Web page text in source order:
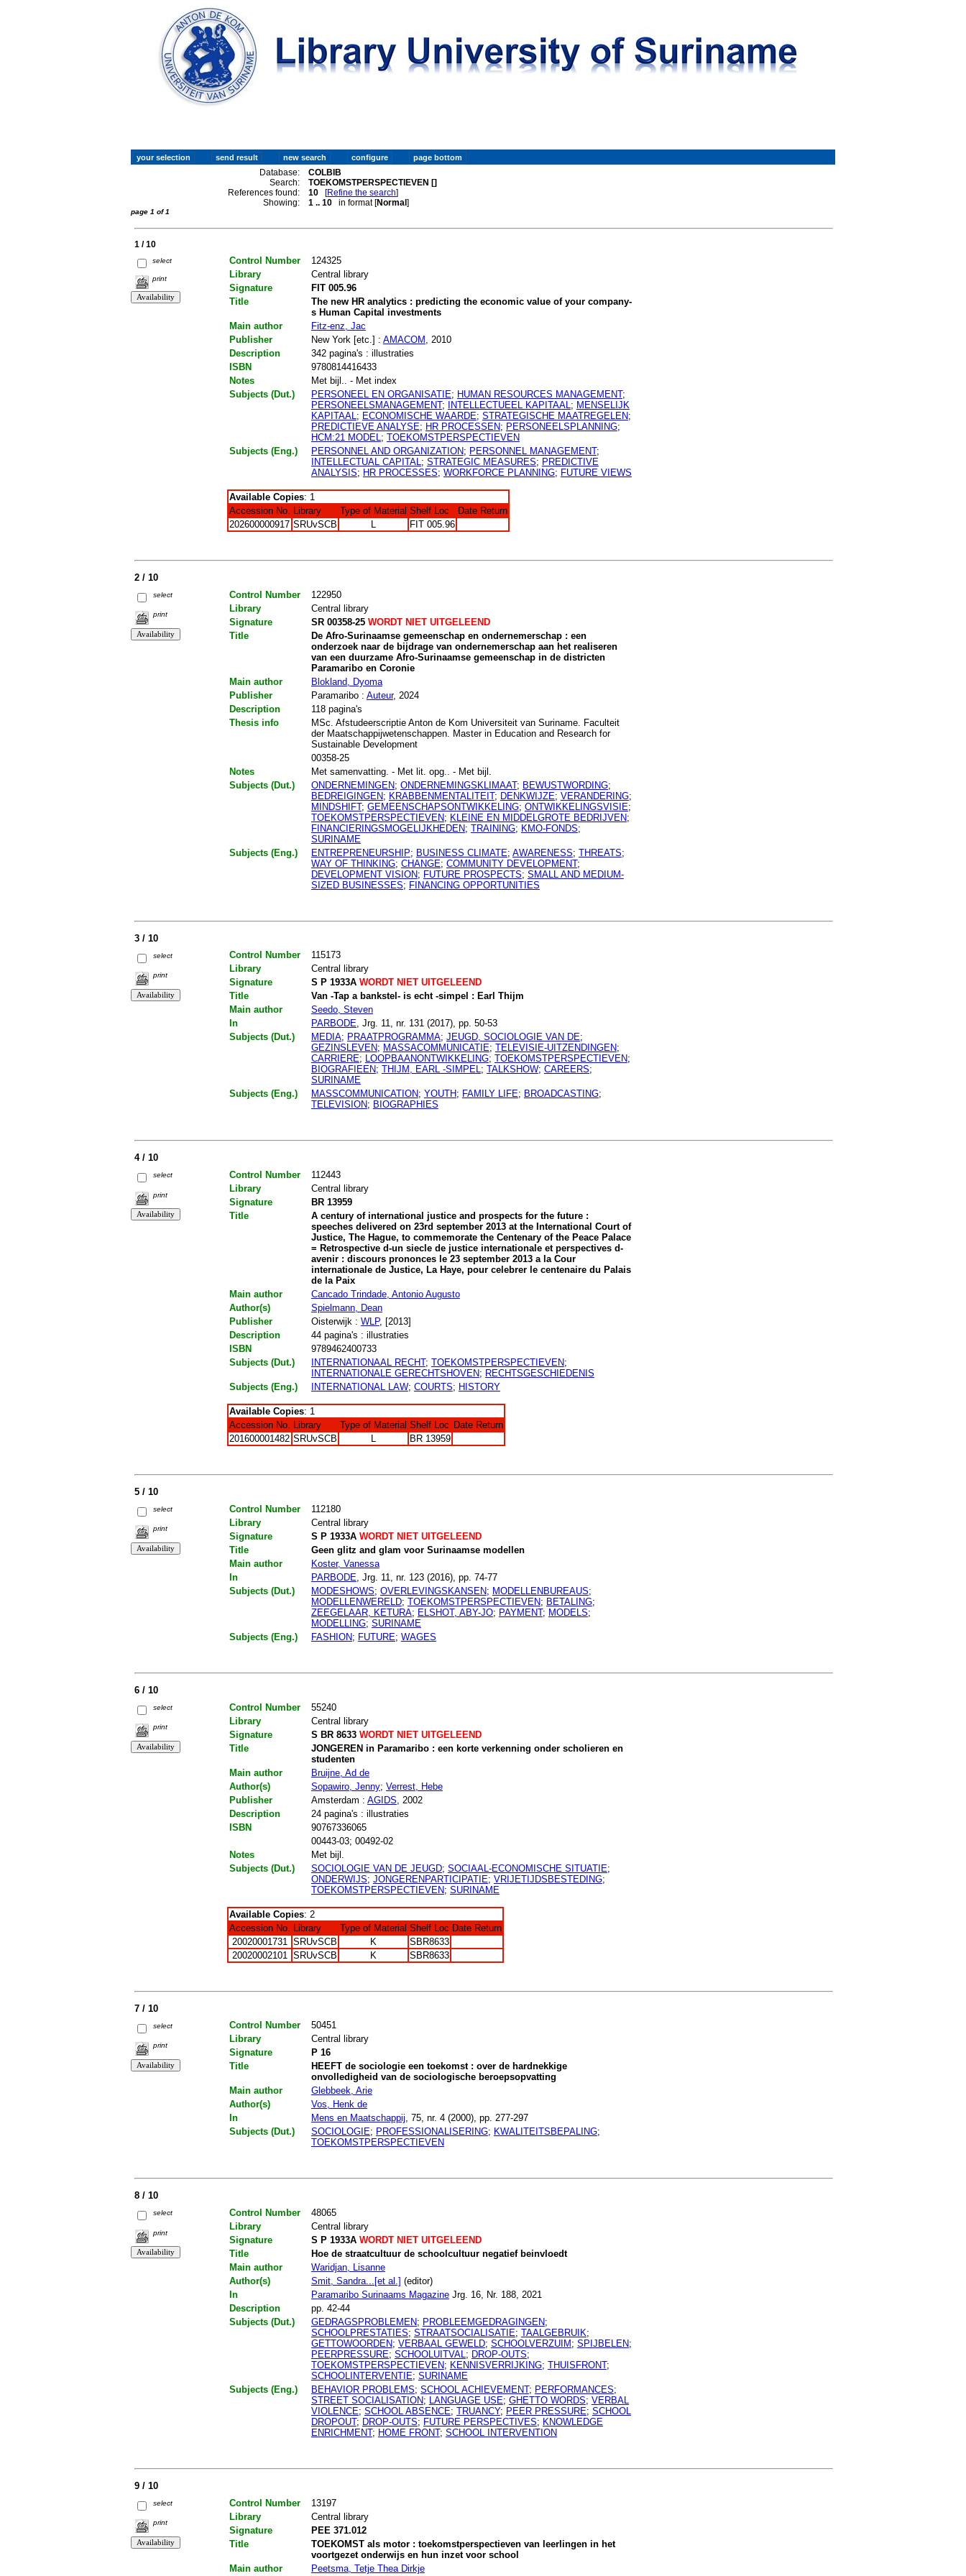
Database:
COLBIB
Search:
TOEKOMSTPERSPECTIEVEN []
References found:
10 [Refine the search]
Showing:
1 .. 10 in format [Normal]
page 1 of 1
1 / 10
select
print
Control Number
124325
Library
Central library
Signature
FIT 005.96
Title
The new HR analytics : predicting the economic value of your company-
s Human Capital investments
Main author
Fitz-enz, Jac
Publisher
New York [etc.] : AMACOM
, 2010
Description
342 pagina's : illustraties
ISBN
9780814416433
Notes
Met bijl.. - Met index
Subjects (Dut.)
PERSONEEL EN ORGANISATIE; HUMAN RESOURCES MANAGEMENT;
PERSONEELSMANAGEMENT; INTELLECTUEEL KAPITAAL ; MENSELIJK
KAPITAAL ; ECONOMISCHE WAARDE; STRATEGISCHE MAATREGELEN;
PREDICTIEVE ANALYSE; HR PROCESSEN; PERSONEELSPLANNING;
HCM:21 MODEL ; TOEKOMSTPERSPECTIEVEN
Subjects (Eng.)
PERSONNEL AND ORGANIZATION; PERSONNEL MANAGEMENT;
INTELLECTUAL CAPITAL ; STRATEGIC MEASURES; PREDICTIVE
ANALYSIS; HR PROCESSES; WORKFORCE PLANNING; FUTURE VIEWS
Available Copies: 1
Accession No.
Library Type of Material Shelf Loc
Date Return
202600000917 SRUvSCB FIT 005.96
2 / 10
select
print
Control Number
122950
Library
Central library
Signature
SR 00358-25WORDT NIET UITGELEEND
Title
De Afro-Surinaamse gemeenschap en ondernemerschap : een
onderzoek naar de bijdrage van ondernemerschap aan het realiseren
van een duurzame Afro-Surinaamse gemeenschap in de districten
Paramaribo en Coronie
Main author
Blokland, Dyoma
Publisher
Paramaribo : Auteur, 2024
Description
118 pagina's
Thesis info
MSc. Afstudeerscriptie Anton de Kom Universiteit van Suriname. Faculteit
der Maatschappijwetenschappen. Master in Education and Research for
Sustainable Development
00358-25
Notes
Met samenvatting. - Met lit. opg.. - Met bijl.
Subjects (Dut.)
ONDERNEMINGEN; ONDERNEMINGSKLIMAAT; BEWUSTWORDING;
BEDREIGINGEN; KRABBENMENTALITEIT; DENKWIJZE; VERANDERING;
MINDSHIFT; GEMEENSCHAPSONTWIKKELING; ONTWIKKELINGSVISIE;
TOEKOMSTPERSPECTIEVEN; KLEINE EN MIDDELGROTE BEDRIJVEN;
FINANCIERINGSMOGELIJKHEDEN; TRAINING; KMO-FONDS;
SURINAME
Subjects (Eng.)
ENTREPRENEURSHIP; BUSINESS CLIMATE; AWARENESS; THREATS;
WAY OF THINKING; CHANGE; COMMUNITY DEVELOPMENT;
DEVELOPMENT VISION; FUTURE PROSPECTS; SMALL AND MEDIUM-
SIZED BUSINESSES; FINANCING OPPORTUNITIES
3 / 10
select
print
Control Number
115173
Library
Central library
Signature
S P 1933AWORDT NIET UITGELEEND
Title
Van -Tap a bankstel- is echt -simpel : Earl Thijm
Main author
Seedo, Steven
In
PARBODE, Jrg. 11, nr. 131 (2017), pp. 50-53
Subjects (Dut.)
MEDIA; PRAATPROGRAMMA; JEUGD, SOCIOLOGIE VAN DE;
GEZINSLEVEN; MASSACOMMUNICATIE; TELEVISIE-UITZENDINGEN;
CARRIERE; LOOPBAANONTWIKKELING; TOEKOMSTPERSPECTIEVEN;
BIOGRAFIEEN; THIJM, EARL -SIMPEL; TALKSHOW; CAREERS;
SURINAME
Subjects (Eng.)
MASSCOMMUNICATION; YOUTH; FAMILY LIFE; BROADCASTING;
TELEVISION; BIOGRAPHIES
4 / 10
select
print
Control Number
112443
Library
Central library
Signature
BR 13959
Title
A century of international justice and prospects for the future :
speeches delivered on 23rd september 2013 at the International Court of
Justice, The Hague, to commemorate the Centenary of the Peace Palace
= Retrospective d-un siecle de justice internationale et perspectives d-
avenir : discours prononces le 23 september 2013 a la Cour
internationale de Justice, La Haye, pour celebrer le centenaire du Palais
de la Paix
Main author
Cancado Trindade, Antonio Augusto
Author(s)
Spielmann, Dean
Publisher
Oisterwijk : WLP, [2013]
Description
44 pagina's : illustraties
ISBN
9789462400733
Subjects (Dut.)
INTERNATIONAAL RECHT; TOEKOMSTPERSPECTIEVEN;
INTERNATIONALE GERECHTSHOVEN; RECHTSGESCHIEDENIS
Subjects (Eng.)
INTERNATIONAL LAW; COURTS; HISTORY
Available Copies: 1
Accession No. Library Type of Material Shelf Loc Date Return
201600001482 SRUvSCB L BR 13959
5 / 10
select
print
Control Number
112180
Library
Central library
Signature
S P 1933A WORDT NIET UITGELEEND
Title
Geen glitz and glam voor Surinaamse modellen
Main author
Koster, Vanessa
In
PARBODE , Jrg. 11, nr. 123 (2016), pp. 74-77
Subjects (Dut.)
MODESHOWS; OVERLEVINGSKANSEN; MODELLENBUREAUS;
MODELLENWERELD; TOEKOMSTPERSPECTIEVEN; BETALING;
ZEEGELAAR, KETURA; ELSHOT, ABY-JO; PAYMENT; MODELS;
MODELLING; SURINAME
Subjects (Eng.)
FASHION; FUTURE; WAGES
6 / 10
select
print
Control Number
55240
Library
Central library
Signature
S BR 8633WORDT NIET UITGELEEND
Title
JONGEREN in Paramaribo : een korte verkenning onder scholieren en
studenten
Main author
Bruijne, Ad de
Author(s)
Sopawiro, Jenny; Verrest, Hebe
Publisher
Amsterdam : AGIDS , 2002
Description
24 pagina's : illustraties
ISBN
90767336065
00443-03; 00492-02
Notes
Met bijl.
Subjects (Dut.)
SOCIOLOGIE VAN DE JEUGD; SOCIAAL-ECONOMISCHE SITUATIE;
ONDERWIJS; JONGERENPARTICIPATIE; VRIJETIJDSBESTEDING;
TOEKOMSTPERSPECTIEVEN; SURINAME
Available Copies: 2
Accession No. Library Type of Material Shelf Loc Date Return
20020001731
SRUvSCB K
SBR8633
20020002101
SRUvSCB K SBR8633
7 / 10
select
print
Control Number
50451
Library
Central library
Signature
P 16
Title
HEEFT de sociologie een toekomst : over de hardnekkige
onvolledigheid van de sociologische beroepsopvatting
Main author
Glebbeek, Arie
Author(s)
Vos, Henk de
In
Mens en Maatschappij, 75, nr. 4 (2000), pp. 277-297
Subjects (Dut.)
SOCIOLOGIE; PROFESSIONALISERING; KWALITEITSBEPALING;
TOEKOMSTPERSPECTIEVEN
8 / 10
select
print
Control Number
48065
Library
Central library
Signature
S P 1933AWORDT NIET UITGELEEND
Title
Hoe de straatcultuur de schoolcultuur negatief beinvloedt
Main author
Waridjan, Lisanne
Author(s)
Smit, Sandra...[et al.] (editor)
In
Paramaribo Surinaams MagazineJrg. 16, Nr. 188, 2021
Description
pp. 42-44
Subjects (Dut.)
GEDRAGSPROBLEMEN; PROBLEEMGEDRAGINGEN;
SCHOOLPRESTATIES; STRAATSOCIALISATIE; TAALGEBRUIK;
GETTOWOORDEN; VERBAAL GEWELD; SCHOOLVERZUIM ; SPIJBELEN;
PEERPRESSURE; SCHOOLUITVAL; DROP-OUTS;
TOEKOMSTPERSPECTIEVEN; KENNISVERRIJKING; THUISFRONT;
SCHOOLINTERVENTIE; SURINAME
Subjects (Eng.)
BEHAVIOR PROBLEMS; SCHOOL ACHIEVEMENT; PERFORMANCES;
STREET SOCIALISATION; LANGUAGE USE; GHETTO WORDS; VERBAL
VIOLENCE; SCHOOL ABSENCE; TRUANCY; PEER PRESSURE; SCHOOL
DROPOUT; DROP-OUTS; FUTURE PERSPECTIVES; KNOWLEDGE
ENRICHMENT; HOME FRONT; SCHOOL INTERVENTION
9 / 10
select
print
Control Number
13197
Library
Central library
Signature
PEE 371.012
Title
TOEKOMST als motor : toekomstperspectieven van leerlingen in het
voortgezet onderwijs en hun inzet voor school
Main author
Peetsma, Tetje Thea Dirkje